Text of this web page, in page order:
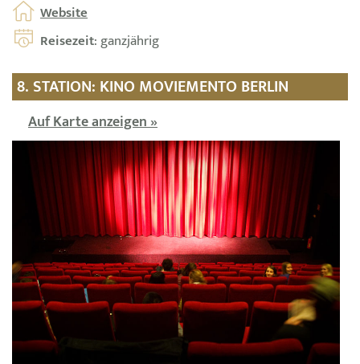
Website
Reisezeit: ganzjährig
8. STATION: KINO MOVIEMENTO BERLIN
Auf Karte anzeigen »